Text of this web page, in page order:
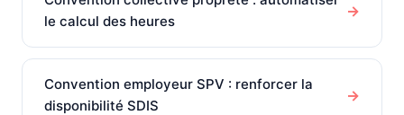
le calcul des heures
→
Convention employeur SPV : renforcer la
disponibilité SDIS
→